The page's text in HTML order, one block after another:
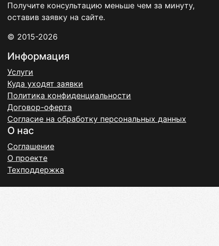
Получите консультацию меньше чем за минуту,
оставив заявку на сайте.
© 2015-2026
Информация
Услуги
Куда уходят заявки
Политика конфиденциальности
Договор-оферта
Согласие на обработку персональных данных
О нас
Соглашение
О проекте
Техподдержка